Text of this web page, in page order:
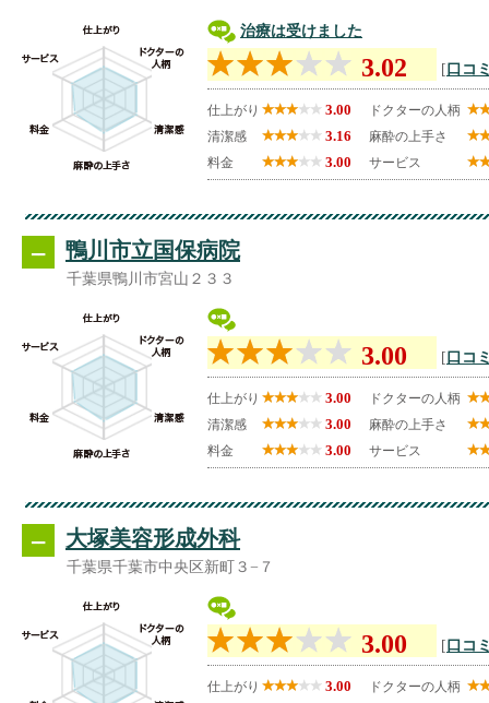
治療は受けました
3.02 [口コ
仕上がり 3.00
清潔感 3.16
料金 3.00
ドクターの人柄
麻酔の上手さ
サービス
-- 鴨川市立国保病院
千葉県鴨川市宮山２３３
3.00 [口コ
仕上がり 3.00
清潔感 3.00
料金 3.00
ドクターの人柄
麻酔の上手さ
サービス
-- 大塚美容形成外科
千葉県千葉市中央区新町３−７
3.00 [口コ
仕上がり 3.00
ドクターの人柄